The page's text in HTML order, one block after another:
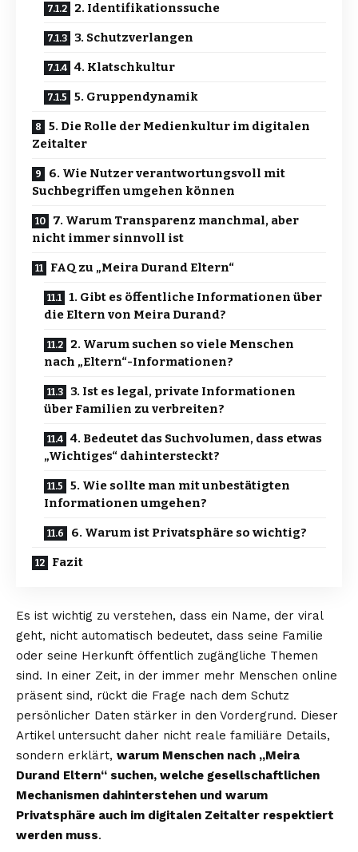
2. Identifikationssuche
3. Schutzverlangen
4. Klatschkultur
5. Gruppendynamik
5. Die Rolle der Medienkultur im digitalen
Zeitalter
6. Wie Nutzer verantwortungsvoll mit
Suchbegriffen umgehen können
7. Warum Transparenz manchmal, aber
nicht immer sinnvoll ist
FAQ zu „Meira Durand Eltern“
1. Gibt es öffentliche Informationen über
die Eltern von Meira Durand?
2. Warum suchen so viele Menschen
nach „Eltern“-Informationen?
3. Ist es legal, private Informationen
über Familien zu verbreiten?
4. Bedeutet das Suchvolumen, dass etwas
„Wichtiges“ dahintersteckt?
5. Wie sollte man mit unbestätigten
Informationen umgehen?
6. Warum ist Privatsphäre so wichtig?
Fazit
Es ist wichtig zu verstehen, dass ein Name, der viral
geht, nicht automatisch bedeutet, dass seine Familie
oder seine Herkunft öffentlich zugängliche Themen
sind. In einer Zeit, in der immer mehr Menschen online
präsent sind, rückt die Frage nach dem Schutz
persönlicher Daten stärker in den Vordergrund. Dieser
Artikel untersucht daher nicht reale familiäre Details,
sondern erklärt, warum Menschen nach „Meira
Durand Eltern“ suchen, welche gesellschaftlichen
Mechanismen dahinterstehen und warum
Privatsphäre auch im digitalen Zeitalter respektiert
werden muss.